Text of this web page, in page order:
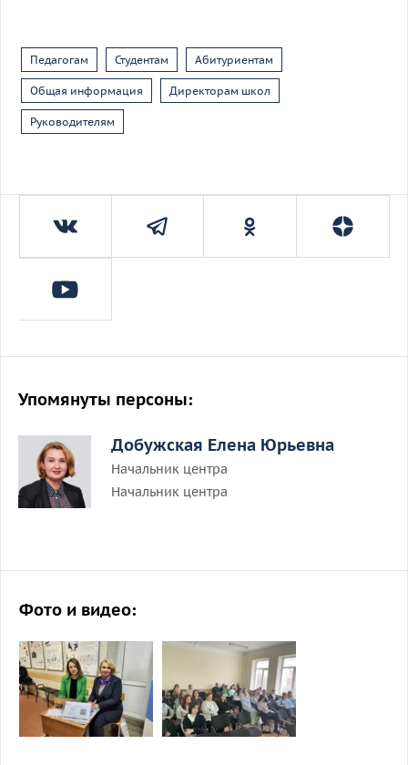
Педагогам Студентам Абитуриентам
Общая информация Директорам школ
Руководителям
Упомянуты персоны:
Добужская Елена Юрьевна
Начальник центра
Начальник центра
Фото и видео: